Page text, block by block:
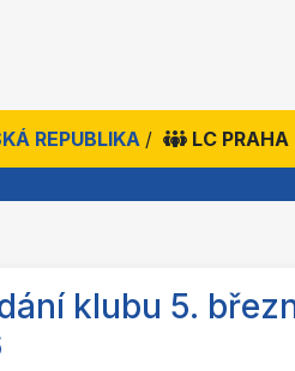
REPUBLIKA / LC
klubu 5.